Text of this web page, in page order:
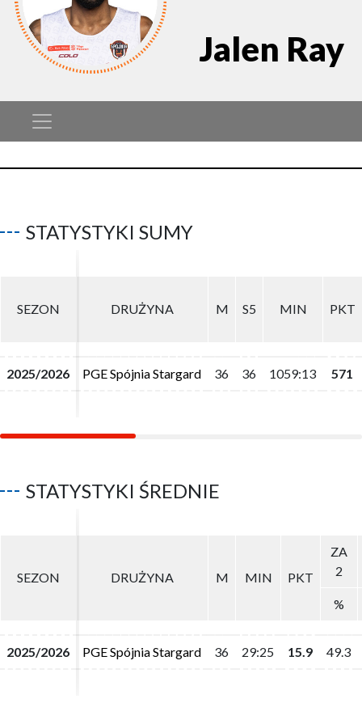
Jalen Ray
STATYSTYKI SUMY
SEZON DRUŻYNA M S5 MIN PKT
2025/2026 PGE Spójnia Stargard 36 36 1059:13 571
SEZON DRUŻYNA M S5 MIN PKT
2025/2026 PGE Spójnia Stargard 36 36 1059:13 571
STATYSTYKI ŚREDNIE
SEZON DRUŻYNA M MIN PKT
ZA
2
%
2025/2026 PGE Spójnia Stargard 36 29:25 15.9 49.3
SEZON DRUŻYNA M MIN PKT
ZA
2
%
2025/2026 PGE Spójnia Stargard 36 29:25 15.9 49.3